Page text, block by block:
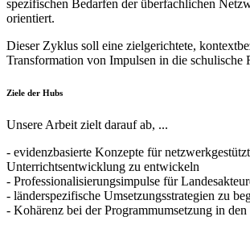
spezifischen Bedarfen der überfachlichen
orientiert.
Dieser Zyklus soll eine zielgerichtete,
Transformation von Impulsen in die schulische
Ziele der Hubs
Unsere Arbeit zielt darauf ab, ...
- evidenzbasierte Konzepte für
Unterrichtsentwicklung zu entwickeln
- Professionalisierungsimpulse für
- länderspezifische Umsetzungsstrategien zu
- Kohärenz bei der Programmumsetzung in